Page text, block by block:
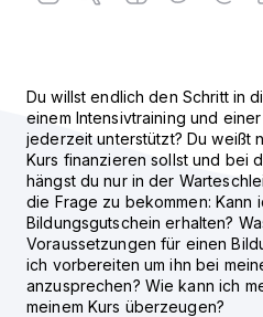
Du willst endlich den Schritt in
einem Intensivtraining und
jederzeit unterstützt? Du weißt
Kurs finanzieren sollst und bei
hängst du nur in der
die Frage zu bekommen: Kann
Bildungsgutschein erhalten?
Voraussetzungen für einen
ich vorbereiten um ihn bei
anzusprechen? Wie kann ich
meinem Kurs überzeugen?